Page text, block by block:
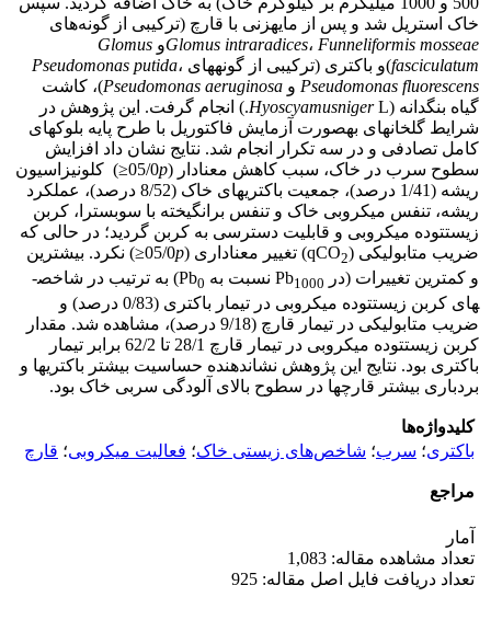
خاک استریل شد و پس از مایه­زنی با قارچ (ترکیبی از گونه‌های
Glomus intraradices، Funneliformis mosseae و
fasciculatum)و باکتری (ترکیبی از گونه­های Pseudomonas putida،
Pseudomonas fluorescens و Pseudomonas aeruginosa)­، کاشت
گیاه بنگ­دانه (
HyoscyamusnigerL.) انجام گرفت. این پژوهش در
شرایط گلخانه­ای به­صورت آزمایش فاکتوریل با طرح پایه بلوک­های
کامل تصادفی و در سه تکرار انجام شد. نتایج نشان داد افزایش
سطوح سرب در خاک، سبب کاهش معنادار (05/0p
≤) کلونیزاسیون
ریشه (1/41 درصد)، جمعیت باکتری­های خاک (8/52 درصد)، عملکرد
ریشه، تنفس میکروبی خاک و تنفس برانگیخته با سوبسترا، کربن
زیست­توده میکروبی و قابلیت دسترسی به کربن گردید؛ در حالی که
ضریب متابولیکی (qCO2 ) تغییر معناداری (05/0p
≤) نکرد. بیش­ترین
و کم­ترین تغییرات (در Pb
1000 نسبت به Pb 0
) به ترتیب در شاخص­
های کربن ­زیست­توده میکروبی در تیمار باکتری (0/83 درصد) و
ضریب متابولیکی در تیمار قارچ (9/18 درصد)، مشاهده شد. مقدار
کربن زیست­توده میکروبی در تیمار قارچ 28/1 تا 62/2 برابر تیمار
باکتری بود. نتایج این پژوهش نشان­دهنده حساسیت بیش­تر باکتری­ها و
بردباری بیش­تر قارچ­ها در سطوح بالای آلودگی سربی خاک بود.
کلیدواژه‌ها
باکتری؛ سرب؛ شاخص‌های زیستی خاک؛ فعالیت میکروبی؛ قارچ
مراجع
آمار
تعداد مشاهده مقاله: 1,083
تعداد دریافت فایل اصل مقاله: 925